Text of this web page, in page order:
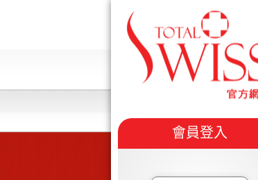
會員登入